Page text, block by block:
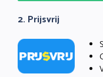
2. Prijsvrij